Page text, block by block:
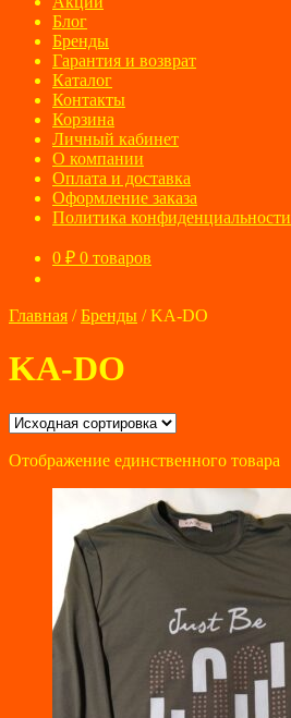
Блог
Бренды
Гарантия и возврат
Каталог
Контакты
Корзина
Личный кабинет
О компании
Оплата и доставка
Оформление заказа
Политика конфиденциальности
0 ₽ 0 товаров
Главная /Бренды /KA-DO
KA-DO
Отображение единственного товара